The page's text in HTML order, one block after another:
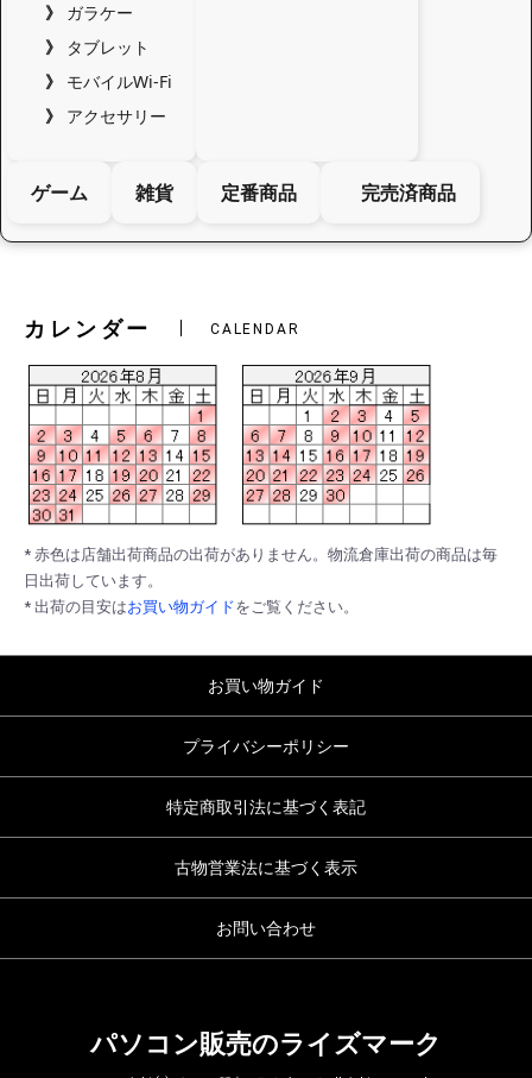
ガラケー
タブレット
モバイルWi-Fi
アクセサリー
ゲーム 雑貨 定番商品 完売済商品
カレンダー CALENDAR
* 赤色は店舗出荷商品の出荷がありません。物流倉庫出荷の商品は毎
日出荷しています。
* 出荷の目安はお買い物ガイドをご覧ください。
お買い物ガイド
プライバシーポリシー
特定商取引法に基づく表記
古物営業法に基づく表示
お問い合わせ
パソコン販売のライズマーク